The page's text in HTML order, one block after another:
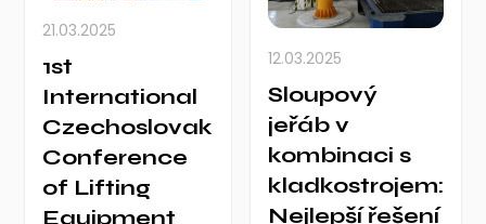
21.03.2025
1st
International
Czechoslovak
Conference
of Lifting
Equipment
12.03.2025
Sloupový
jeřáb v
kombinaci s
kladkostrojem:
Nejlepší řešení